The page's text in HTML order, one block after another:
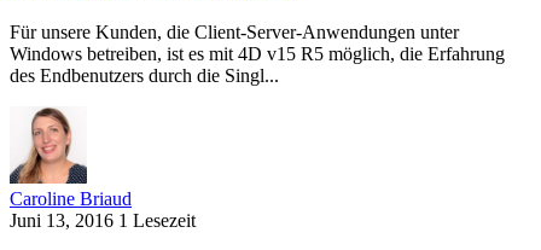
Für unsere Kunden, die Client-Server-Anwendungen unter
Windows betreiben, ist es mit 4D v15 R5 möglich, die Erfahrung
des Endbenutzers durch die Singl...
Caroline Briaud
Juni 13, 2016 1 Lesezeit